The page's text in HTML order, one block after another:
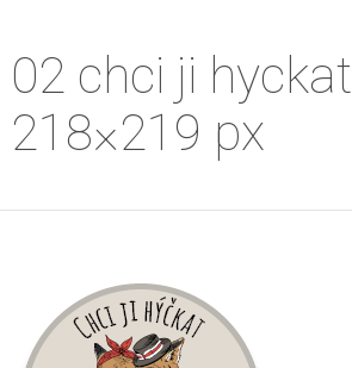
02 chci ji hyckat
218×219 px